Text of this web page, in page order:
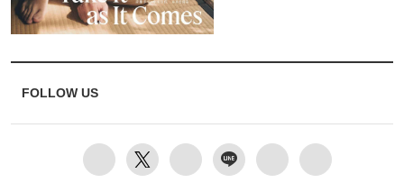
FOLLOW US